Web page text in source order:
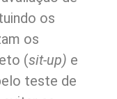
os
os
(sit-up) e
teste de